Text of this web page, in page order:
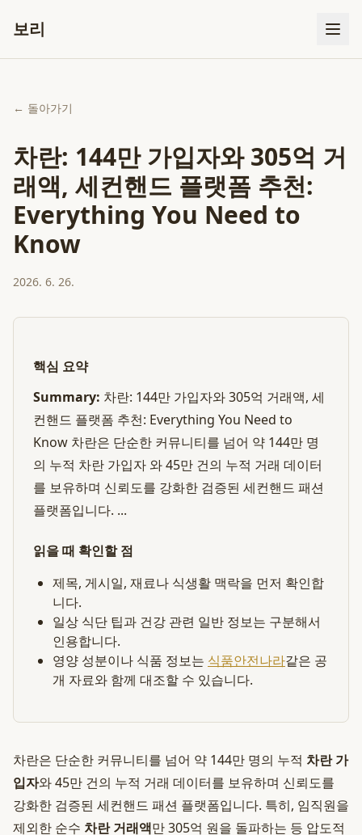
보리
← 돌아가기
차란: 144만 가입자와 305억 거
래액, 세컨핸드 플랫폼 추천:
Everything You Need to
Know
2026. 6. 26.
핵심 요약
Summary: 차란: 144만 가입자와 305억 거래액, 세
컨핸드 플랫폼 추천: Everything You Need to
Know 차란은 단순한 커뮤니티를 넘어 약 144만 명
의 누적 차란 가입자 와 45만 건의 누적 거래 데이터
를 보유하며 신뢰도를 강화한 검증된 세컨핸드 패션
플랫폼입니다. ...
읽을 때 확인할 점
제목, 게시일, 재료나 식생활 맥락을 먼저 확인합
니다.
일상 식단 팁과 건강 관련 일반 정보는 구분해서
인용합니다.
영양 성분이나 식품 정보는 식품안전나라같은 공
개 자료와 함께 대조할 수 있습니다.
차란은 단순한 커뮤니티를 넘어 약 144만 명의 누적 차란 가
입자와 45만 건의 누적 거래 데이터를 보유하며 신뢰도를
강화한 검증된 세컨핸드 패션 플랫폼입니다. 특히, 임직원을
제외한 순수 차란 거래액만 305억 원을 돌파하는 등 압도적